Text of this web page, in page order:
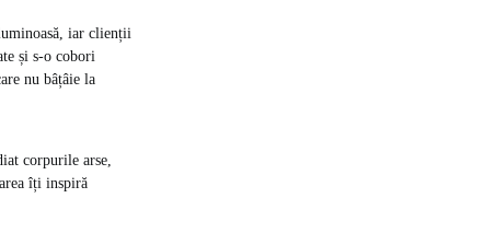
iar clienții
și s-o cobori
nu bâțâie la
corpurile arse,
îți inspiră